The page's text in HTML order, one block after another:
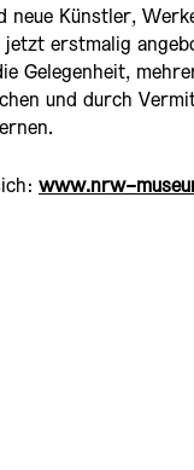
Künstler,
jetzt erstmalig
Gelegenheit,
und durch
www.nrw-